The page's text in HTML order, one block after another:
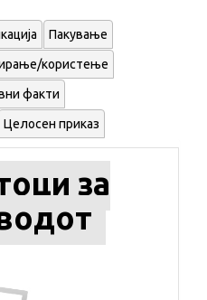
Пакување
користење
факти
Целосен приказ
за